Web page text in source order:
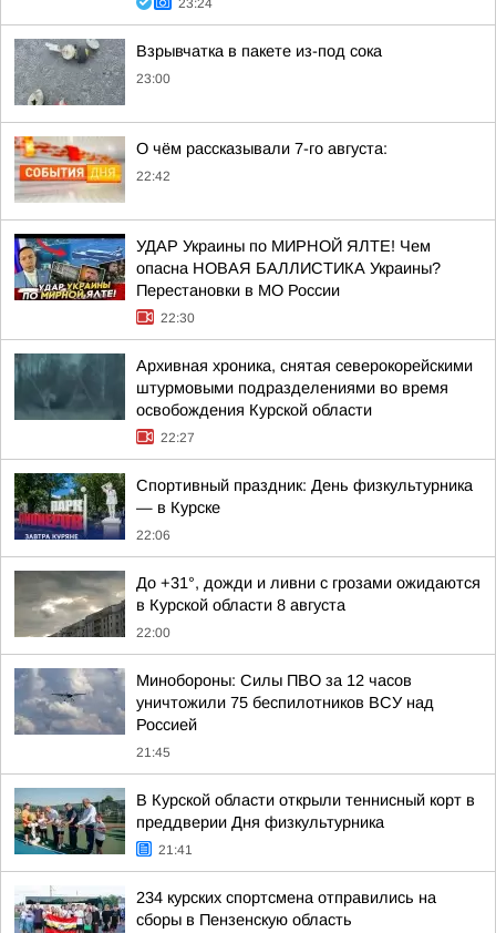
23:24
Взрывчатка в пакете из-под сока
23:00
О чём рассказывали 7-го августа:
22:42
УДАР Украины по МИРНОЙ ЯЛТЕ! Чем
опасна НОВАЯ БАЛЛИСТИКА Украины?
Перестановки в МО России
22:30
Архивная хроника, снятая северокорейскими
штурмовыми подразделениями во время
освобождения Курской области
22:27
Спортивный праздник: День физкультурника
— в Курске
22:06
До +31°, дожди и ливни с грозами ожидаются
в Курской области 8 августа
22:00
Минобороны: Силы ПВО за 12 часов
уничтожили 75 беспилотников ВСУ над
Россией
21:45
В Курской области открыли теннисный корт в
преддверии Дня физкультурника
21:41
234 курских спортсмена отправились на
сборы в Пензенскую область